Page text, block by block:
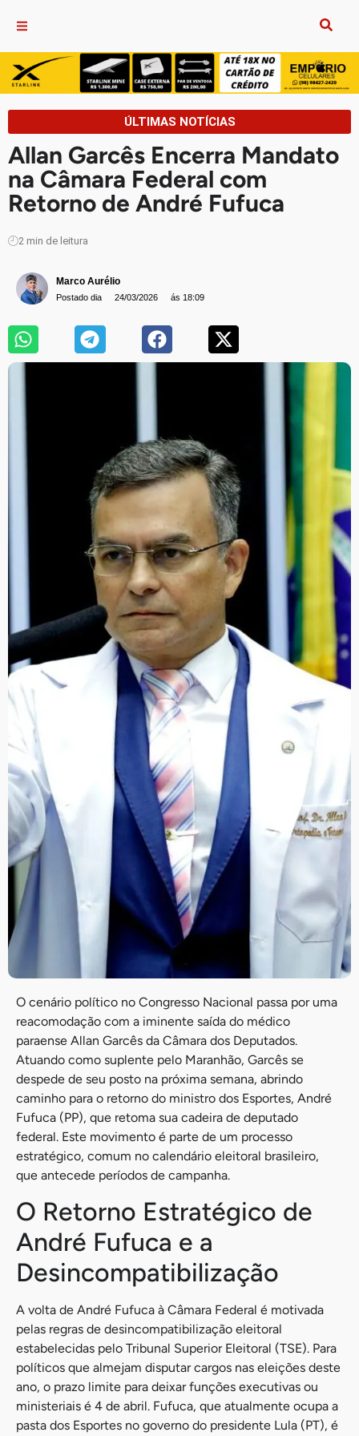
ÚLTIMAS NOTÍCIAS
Allan Garcês Encerra Mandato
na Câmara Federal com
Retorno de André Fufuca
2 min de leitura
Marco Aurélio
Postado dia 24/03/2026 ás 18:09
O cenário político no Congresso Nacional passa por uma
reacomodação com a iminente saída do médico
paraense Allan Garcês da Câmara dos Deputados.
Atuando como suplente pelo Maranhão, Garcês se
despede de seu posto na próxima semana, abrindo
caminho para o retorno do ministro dos Esportes, André
Fufuca (PP), que retoma sua cadeira de deputado
federal. Este movimento é parte de um processo
estratégico, comum no calendário eleitoral brasileiro,
que antecede períodos de campanha.
O Retorno Estratégico de
André Fufuca e a
Desincompatibilização
A volta de André Fufuca à Câmara Federal é motivada
pelas regras de desincompatibilização eleitoral
estabelecidas pelo Tribunal Superior Eleitoral (TSE). Para
políticos que almejam disputar cargos nas eleições deste
ano, o prazo limite para deixar funções executivas ou
ministeriais é 4 de abril. Fufuca, que atualmente ocupa a
pasta dos Esportes no governo do presidente Lula (PT), é